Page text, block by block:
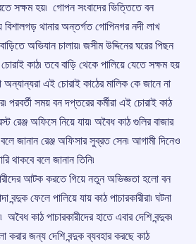
সক্ষম হয়৷ গোপন সংবাদের ভিত্তিতে বন
বিশালগড় থানার অন্তর্গত গোপিনগর নদী লাখ
অভিযান চালায়৷ জসীম উদ্দিনের ঘরের পিছন
কাঠ৷ তবে বাড়ি থেকে পালিয়ে যেতে সক্ষম হয়
অন্যান্যরা এই চোরাই কাঠের মালিক কে জানে না
পরবর্তী সময় বন দপ্তরের কর্মীরা এই চোরাই কাঠ
রেঞ্জ অফিসে নিয়ে যায়৷ অবৈধ কাঠ গুলির বাজার
জানান রেঞ্জ অফিসার সুব্রত সেন৷ আগামী দিনেও
থাকবে বলে জানান তিনি৷
আটক করতে গিয়ে নতুন অভিজ্ঞতা হলো বন
বন্দুক ফেলে পালিয়ে যায় কাঠ পাচারকারীরা৷ ঘটনা
কাঠ পাচারকারীদের হাতে এবার দেশি বন্দুক৷
করার জন্য দেশি বন্দুক ব্যবহার করছে কাঠ